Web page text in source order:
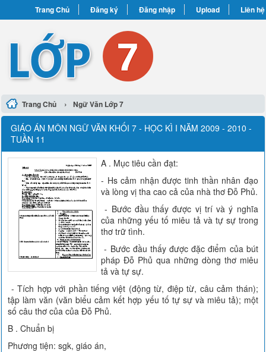
Trang Chủ Đăng ký Đăng nhập Upload Liên hệ
Trang Chủ › Ngữ Văn Lớp 7
GIÁO ÁN MÔN NGỮ VĂN KHỐI 7 - HỌC KÌ I NĂM 2009 - 2010 -
TUẦN 11
A . Mục tiêu cần đạt:
- Hs cảm nhận được tinh thần nhân đạo
và lòng vị tha cao cả của nhà thơ Đỗ Phủ.
- Bước đầu thấy được vị trí và ý nghĩa
của những yếu tố miêu tả và tự sự trong
thơ trữ tình.
- Bước đầu thấy được đặc điểm của bút
pháp Đỗ Phủ qua những dòng thơ miêu
tả và tự sự.
- Tích hợp với phần tiếng việt (động từ, điệp từ, câu cảm thán);
tập làm văn (văn biểu cảm kết hợp yếu tố tự sự và miêu tả); một
số câu thơ của của Đỗ Phủ.
B . Chuẩn bị
Phương tiện: sgk, giáo án,